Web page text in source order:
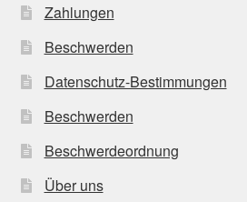
Zahlungen
Beschwerden
Datenschutz-Bestimmungen
Beschwerden
Beschwerdeordnung
Über uns